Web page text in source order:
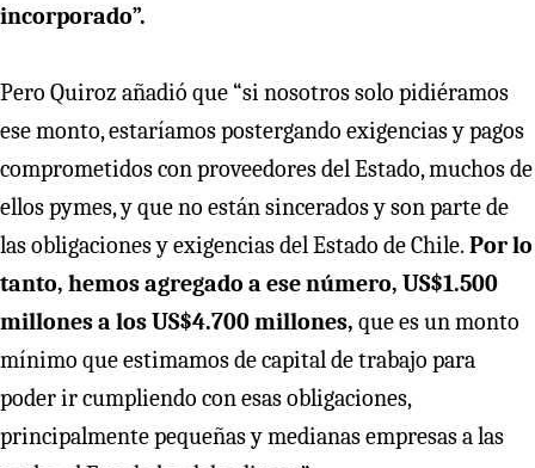
incorporado”.
Pero Quiroz añadió que “si nosotros solo pidiéramos
ese monto, estaríamos postergando exigencias y pagos
comprometidos con proveedores del Estado, muchos de
ellos pymes, y que no están sincerados y son parte de
las obligaciones y exigencias del Estado de Chile. Por lo
tanto, hemos agregado a ese número, US$1.500
millones a los US$4.700 millones, que es un monto
mínimo que estimamos de capital de trabajo para
poder ir cumpliendo con esas obligaciones,
principalmente pequeñas y medianas empresas a las